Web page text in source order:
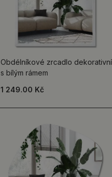
Obdélníkové zrcadlo dekorativní
s bílým rámem
1 249.00 Kč